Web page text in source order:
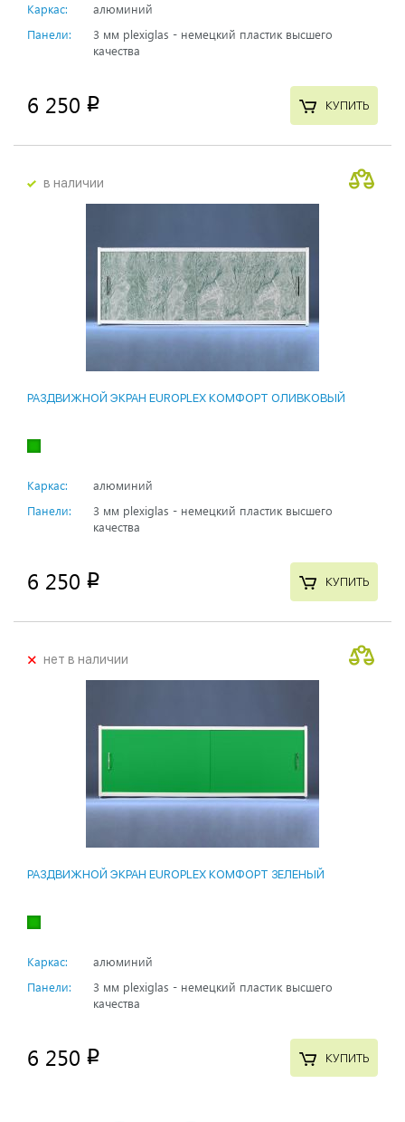
Каркас:
алюминий
Панели:
3 мм plexiglas - немецкий пластик высшего
качества
6 250 p КУПИТЬ
в наличии
РАЗДВИЖНОЙ ЭКРАН EUROPLEX КОМФОРТ ОЛИВКОВЫЙ
Каркас:
алюминий
Панели:
3 мм plexiglas - немецкий пластик высшего
качества
6 250 p КУПИТЬ
+нет в наличии
РАЗДВИЖНОЙ ЭКРАН EUROPLEX КОМФОРТ ЗЕЛЕНЫЙ
Каркас:
алюминий
Панели:
3 мм plexiglas - немецкий пластик высшего
качества
6 250 p КУПИТЬ